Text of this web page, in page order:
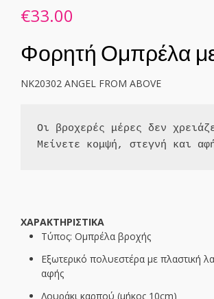
€33.00
Φορητή Ομπρέλα
NK20302 ANGEL FROM ABOVE
Οι βροχερές μέρες δεν
Μείνετε κομψή, στεγνή και
ΧΑΡΑΚΤΗΡΙΣΤΙΚΑ
Τύπος: Ομπρέλα βροχής
Εξωτερικό πολυεστέρα με πλαστική
αφής
Λουράκι καρπού (μήκος 10cm)